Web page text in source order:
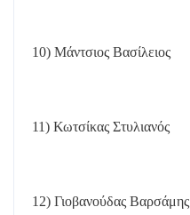
10) Μάντσιος Βασίλειος
11) Κωτσίκας Στυλιανός
12) Γιοβανούδας Βαρσάμης